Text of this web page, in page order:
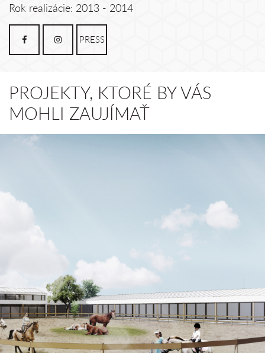
Rok realizácie: 2013 - 2014
PRESS
PROJEKTY, KTORÉ BY VÁS
MOHLI ZAUJÍMAŤ